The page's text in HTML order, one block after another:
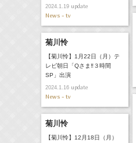
2024.1.19update
News - tv
菊川怜
【菊川怜】1月22日（月）テ
レビ朝日「Qさま‼３時間
SP」出演
2024.1.16update
News - tv
菊川怜
【菊川怜】12月18日（月）